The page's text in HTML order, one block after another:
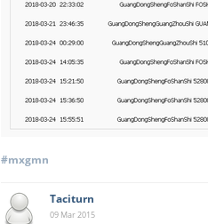
#mxgmn
Taciturn
09 Mar2015